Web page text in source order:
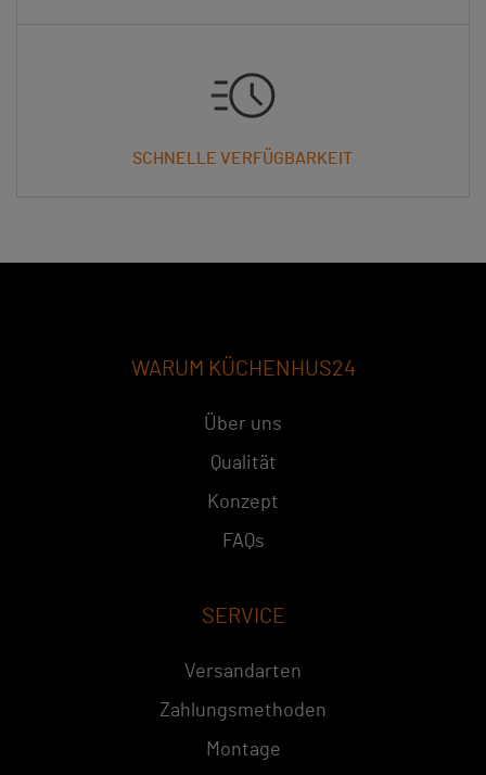
SCHNELLE VERFÜGBARKEIT
WARUM KÜCHENHUS24
Über uns
Qualität
Konzept
FAQs
SERVICE
Versandarten
Zahlungsmethoden
Montage